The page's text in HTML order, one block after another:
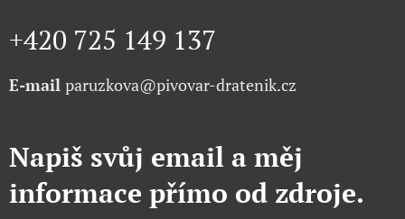
+420 725 149 137
E-mail paruzkova@pivovar-dratenik.cz
Napiš svůj email a měj
informace přímo od zdroje.